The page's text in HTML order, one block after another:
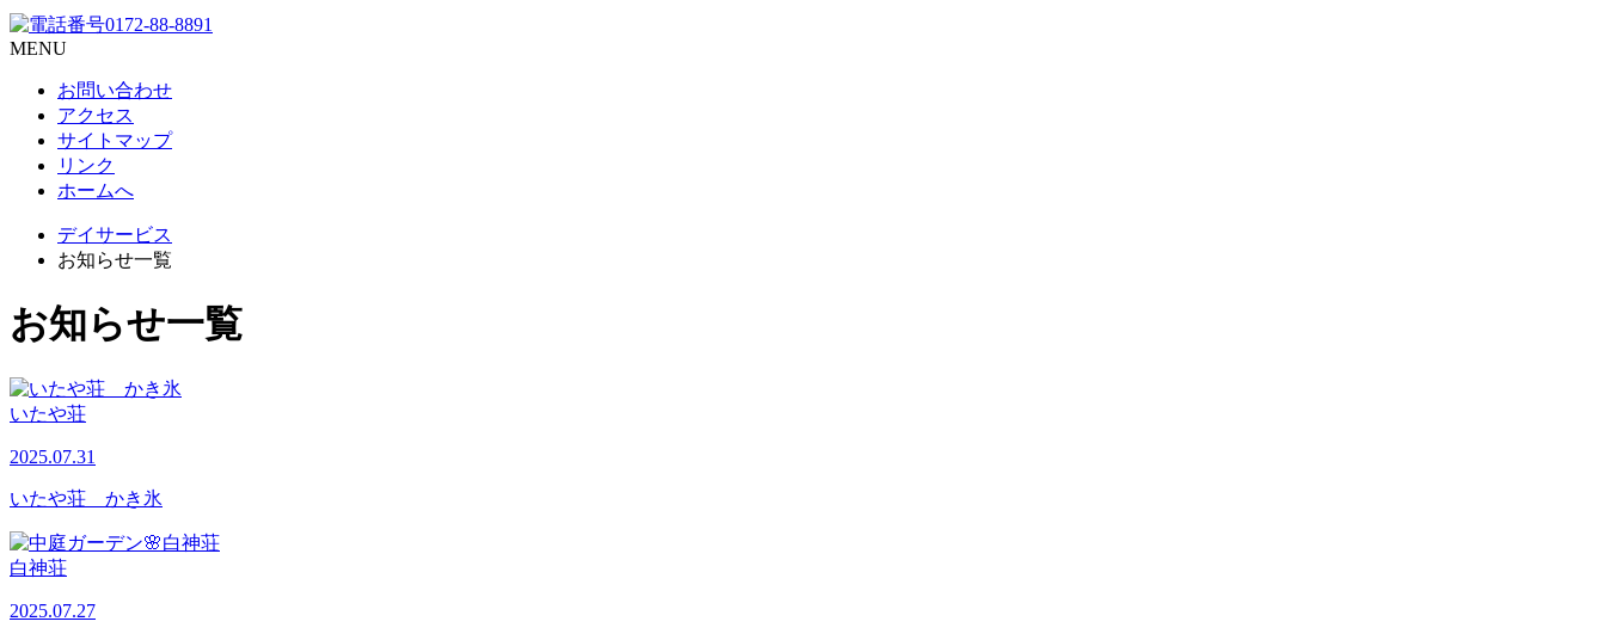
MENU
お問い合わせ
アクセス
サイトマップ
リンク
ホームへ
デイサービス
お知らせ一覧
お知らせ一覧
いたや荘
2025.07.31
いたや荘 かき氷
白神荘
2025.07.27